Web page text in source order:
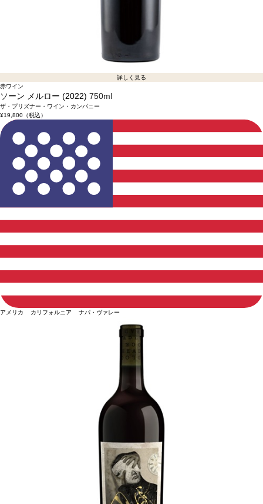
詳しく見る
赤ワイン
ソーン メルロー (2022) 750ml
ザ・プリズナー・ワイン・カンパニー
¥19,800（税込）
アメリカ カリフォルニア ナパ・ヴァレー